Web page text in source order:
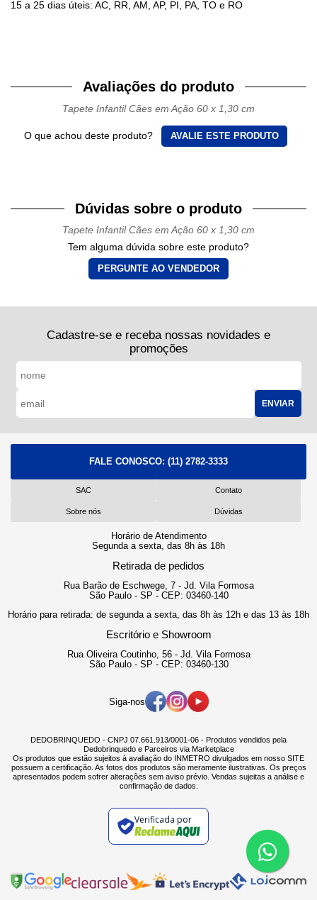
15 a 25 dias úteis: AC, RR, AM, AP, PI, PA, TO e RO
Avaliações do produto
Tapete Infantil Cães em Ação 60 x 1,30 cm
O que achou deste produto? AVALIE ESTE PRODUTO
Dúvidas sobre o produto
Tapete Infantil Cães em Ação 60 x 1,30 cm
Tem alguma dúvida sobre este produto?
PERGUNTE AO VENDEDOR
Cadastre-se e receba nossas novidades e
promoções
ENVIAR
FALE CONOSCO: (11) 2782-3333
SAC Contato
Sobre nós Dúvidas
Horário de Atendimento
Segunda a sexta, das 8h às 18h
Retirada de pedidos
Rua Barão de Eschwege, 7 - Jd. Vila Formosa
São Paulo - SP - CEP: 03460-140
Horário para retirada: de segunda a sexta, das 8h às 12h e das 13 às 18h
Escritório e Showroom
Rua Oliveira Coutinho, 56 - Jd. Vila Formosa
São Paulo - SP - CEP: 03460-130
Siga-nos
DEDOBRINQUEDO - CNPJ 07.661.913/0001-06 - Produtos vendidos pela
Dedobrinquedo e Parceiros via Marketplace
Os produtos que estão sujeitos à avaliação do INMETRO divulgados em nosso SITE
possuem a certificação. As fotos dos produtos são meramente ilustrativas. Os preços
apresentados podem sofrer alterações sem aviso prévio. Vendas sujeitas a análise e
confirmação de dados.
Verificada por